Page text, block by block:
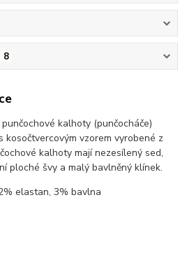
8
kalhoty (punčocháče)
kosočtvercovým vzorem vyrobené z
kalhoty mají nezesílený sed,
ploché švy a malý bavlněný klínek.
elastan, 3% bavlna